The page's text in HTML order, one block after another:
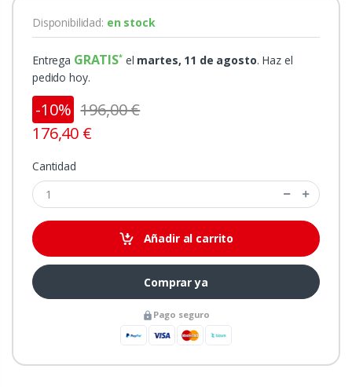
Disponibilidad: en stock
Entrega GRATIS el martes, 11 de agosto. Haz el
pedido hoy.
-10% 196,00 €
176,40 €
Cantidad
Añadir al carrito
Comprar ya
Pago seguro